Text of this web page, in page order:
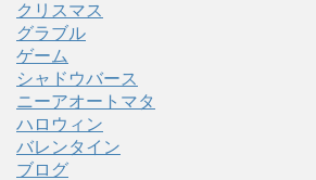
クリスマス
グラブル
ゲーム
シャドウバース
ニーアオートマタ
ハロウィン
バレンタイン
ブログ